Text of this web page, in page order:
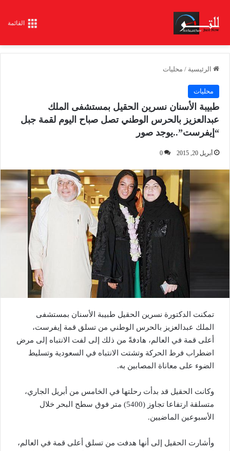
القائمة
الرئيسية / محليات
محليات
طبيبة الأسنان نسرين الحقيل بمستشفى الملك
عبدالعزيز بالحرس الوطني تصل صباح اليوم لقمة جبل
“إيفرست”..يوجد صور
أبريل 20, 2015 0
تمكنت الدكتورة نسرين الحقيل طبيبة الأسنان بمستشفى
الملك عبدالعزيز بالحرس الوطني من تسلق قمة إيفرست،
أعلى قمة في العالم، هادفةً من ذلك إلى لفت الانتباه إلى مرض
اضطراب فرط الحركة وتشتت الانتباه في السعودية وتسليط
الضوء على معاناة المصابين به.
وكانت الحقيل قد بدأت رحلتها في الخامس من أبريل الجاري،
متسلقة ارتفاعا تجاوز (5400) متر فوق سطح البحر خلال
الأسبوعين الماضيين.
وأشارت الحقيل إلى أنها هدفت من تسلق أعلى قمة في العالم،